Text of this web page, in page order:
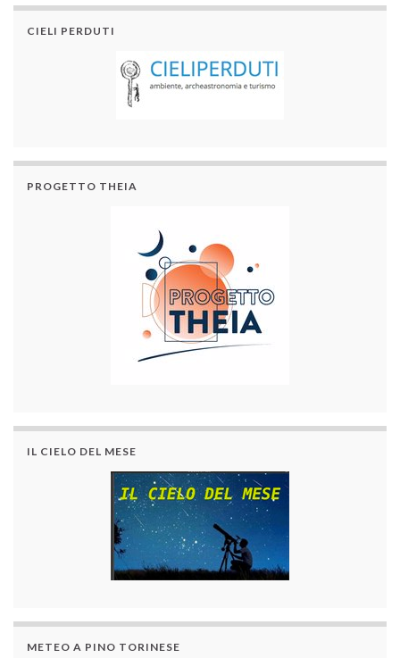
CIELI PERDUTI
PROGETTO THEIA
IL CIELO DEL MESE
METEO A PINO TORINESE